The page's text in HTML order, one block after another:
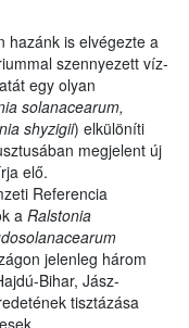
hazánk is elvégezte a
szennyezett víz-
egy olyan
solanacearum,
shyzigii) elkülöníti
megjelent új
elő.
Referencia
a Ralstonia
jelenleg három
Bihar, Jász-
tisztázása